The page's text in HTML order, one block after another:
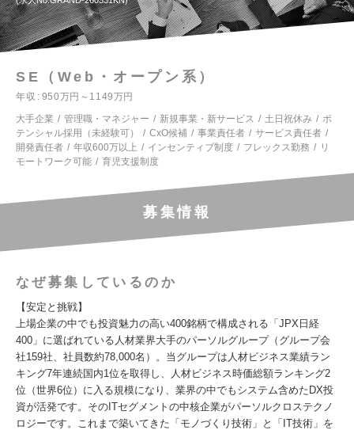
SE（Web・オープン系）
年収
950万円～1149万円
大手企業
管理職・マネジャー 新規事業・新サービス 土日祝休み
ポ
テンシャル採用（未経験可）
CxO候補 事業責任者
サービス責任者
開発責任者
年収600万以上 インセンティブ制度 フレックス勤務
リ
モートワーク可能
育児支援制度
募集情報
なぜ募集しているのか
【安定と挑戦】
上場企業の中でも投資魅力の高い400銘柄で構成される「JPX日経
400」に選ばれている人材業界大手のパーソルグループ（グループ会
社159社、社員数約78,000名）。当グループは人材ビジネス業績ラン
キング7年連続国内1位を取得し、人材ビジネス時価総額ランキング2
位（世界6位）に入る規模になり、業界の中でもシステム含めたDX投
資が活発です。そのITセグメントの中核企業がパーソルクロステクノ
ロジーです。これまで築いてきた「モノづくり技術」と「IT技術」を